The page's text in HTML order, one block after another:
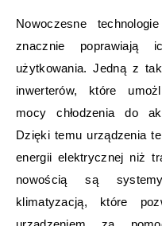
Nowoczesne
znacznie poprawiają
użytkowania. Jedną z
inwerterów, które
mocy chłodzenia do
Dzięki temu urządzenia
energii elektrycznej niż
nowością są
klimatyzacją, które